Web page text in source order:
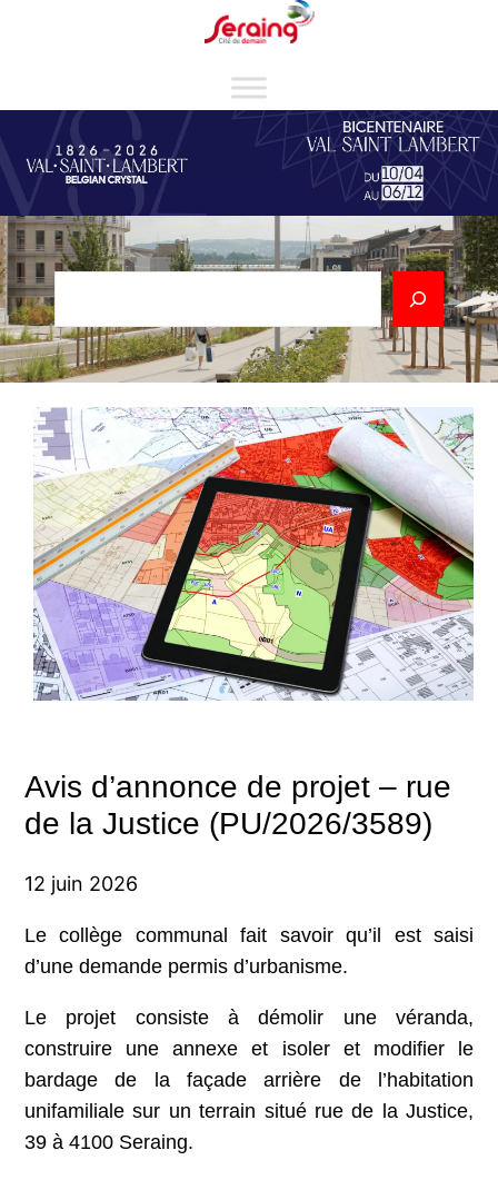
Rechercher
Avis d’annonce de projet – rue
de la Justice (PU/2026/3589)
12 juin 2026
Le collège communal fait savoir qu’il est saisi
d’une demande permis d’urbanisme.
Le projet consiste à démolir une véranda,
construire une annexe et isoler et modifier le
bardage de la façade arrière de l’habitation
unifamiliale sur un terrain situé rue de la Justice,
39 à 4100 Seraing.
Cookies management panel